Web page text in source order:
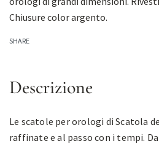
Chiusure color argento.
SHARE
Descrizione
Le scatole per orologi di Scatola
raffinate e al passo con i tempi.